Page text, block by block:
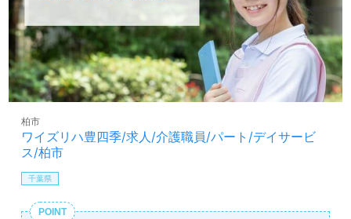
ワイズリハ豊四季/求人/介護職員/パート/デイサービ
ス/柏市
柏市
千葉県
POINT